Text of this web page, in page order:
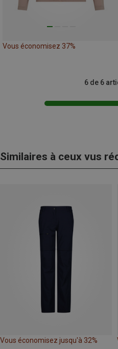
Vous économisez 37%
6 de 6
Similaires à ceux vus
Vous économisez jusqu'à 32%